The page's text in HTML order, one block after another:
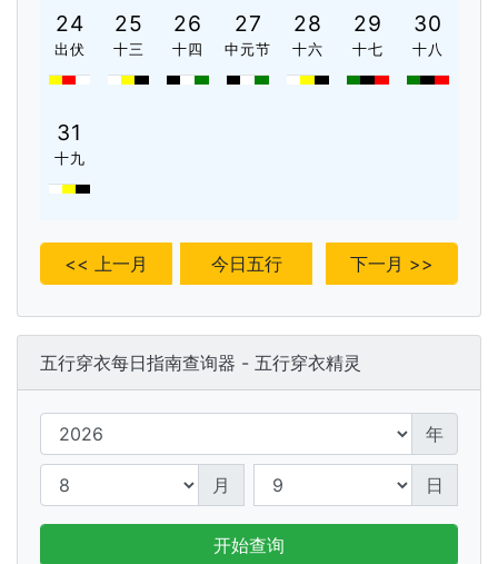
24
出伏
25
十三
26
十四
27
中元节
28
十六
29
十七
30
十八
31
十九
<< 上一月 今日五行 下一月 >>
五行穿衣每日指南查询器 - 五行穿衣精灵
年
月 日
开始查询